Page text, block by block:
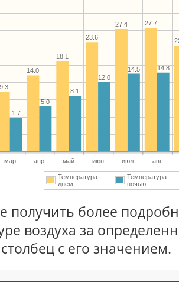
мар апр май июн июл авг
27.7
27.4
23.6
18.1
14.0
9.3
14.8
14.5
12.0
8.1
5.0
1.7
Температура
днем
Температура
ночью
получить более
воздуха за
с его значением.